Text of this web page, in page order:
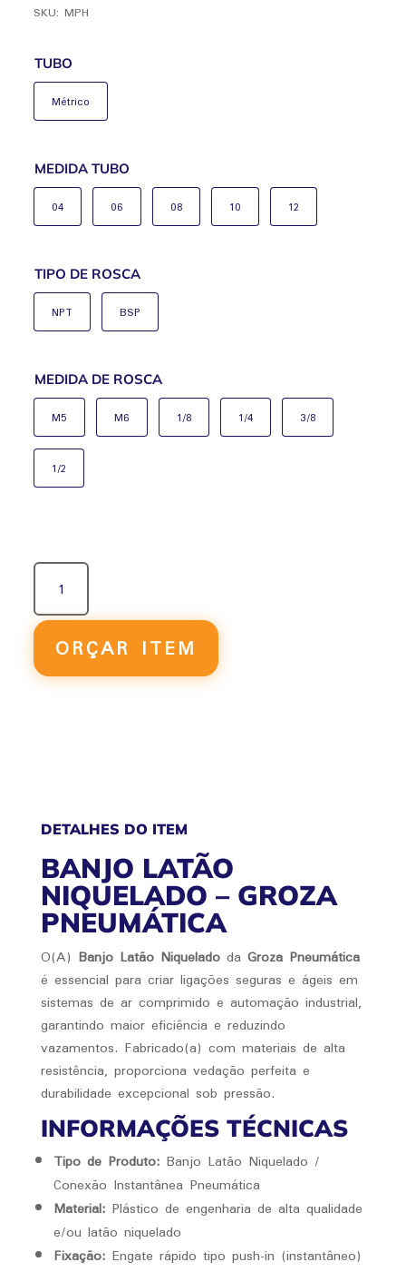
SKU:MPH
TUBO
Métrico
MEDIDA TUBO
04 06 08 10 12
TIPO DE ROSCA
NPT BSP
MEDIDA DE ROSCA
M5 M6 1/8 1/4 3/8
1/2
BANJO
LATÃO
NIQUELADO
QUANTIDADE
ORÇAR ITEM
DETALHES DO ITEM
BANJO LATÃO
NIQUELADO – GROZA
PNEUMÁTICA
O(A) Banjo Latão Niqueladoda Groza Pneumática
é essencial para criar ligações seguras e ágeis em
sistemas de ar comprimido e automação industrial,
garantindo maior eficiência e reduzindo
vazamentos. Fabricado(a) com materiais de alta
resistência, proporciona vedação perfeita e
durabilidade excepcional sob pressão.
INFORMAÇÕES TÉCNICAS
Tipo de Produto:Banjo Latão Niquelado /
Conexão Instantânea Pneumática
Material:Plástico de engenharia de alta qualidade
e/ou latão niquelado
Fixação:Engate rápido tipo push-in (instantâneo)